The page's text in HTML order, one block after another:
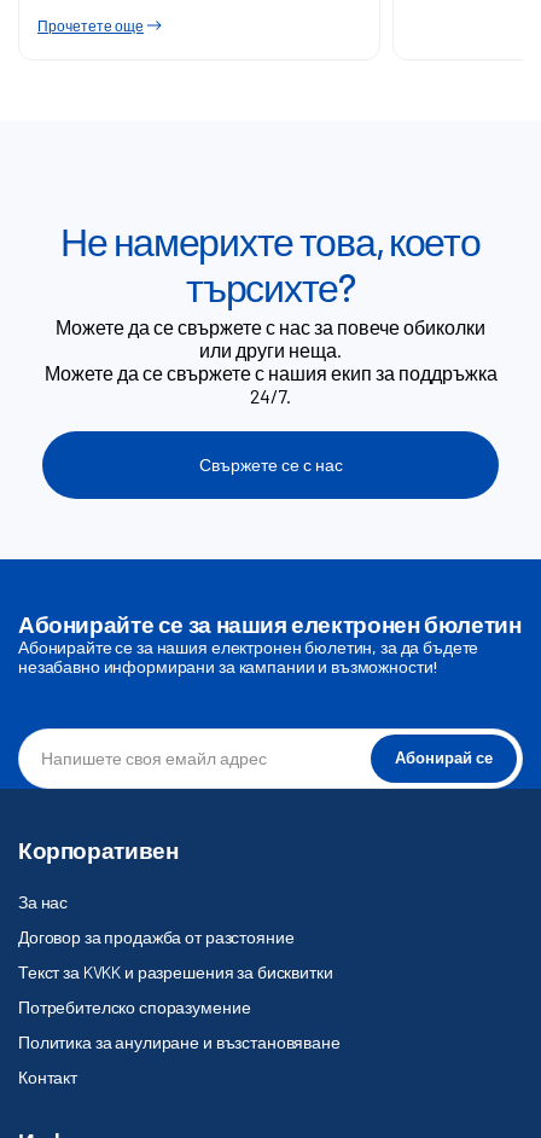
Прочетете още
Не намерихте това, което
търсихте?
Можете да се свържете с нас за повече обиколки
или други неща.
Можете да се свържете с нашия екип за поддръжка
24/7.
Свържете се с нас
Абонирайте се за нашия електронен бюлетин
Абонирайте се за нашия електронен бюлетин, за да бъдете
незабавно информирани за кампании и възможности!
Абонирай се
Корпоративен
За нас
Договор за продажба от разстояние
Текст за KVKK и разрешения за бисквитки
Потребителско споразумение
Политика за анулиране и възстановяване
Контакт